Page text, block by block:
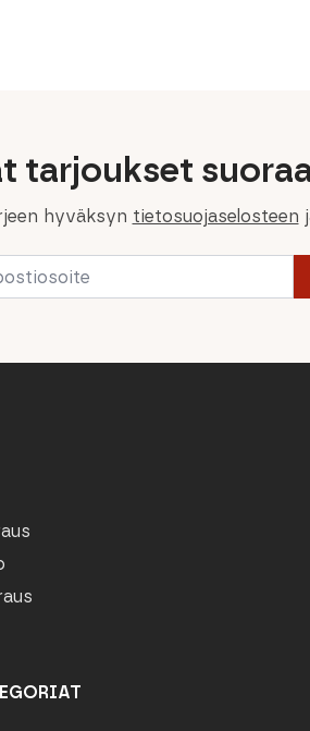
tarjoukset
hyväksyn tietosuojaselosteen